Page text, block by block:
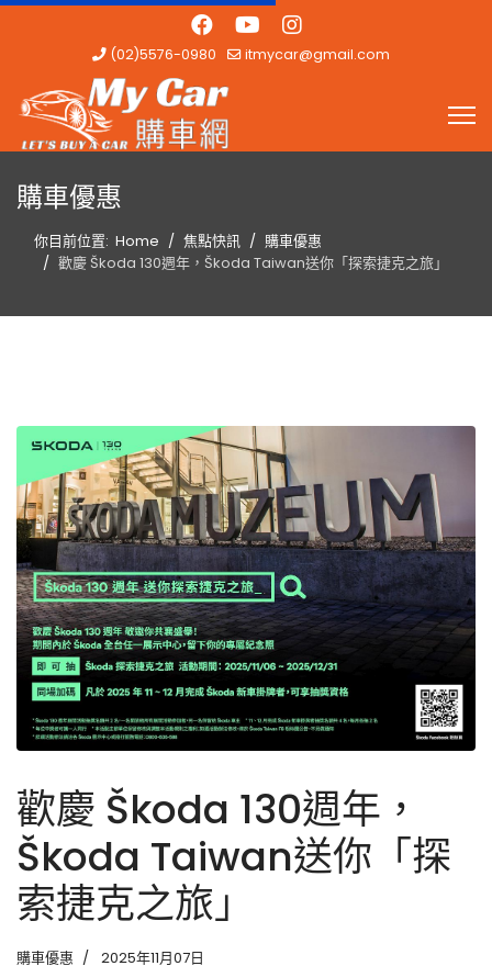
(02)5576-0980 itmycar@gmail.com
購車優惠
你目前位置: Home 焦點快訊
購車優惠
歡慶 Škoda 130週年，Škoda Taiwan送你「探索捷克之旅」
歡慶 Škoda 130週年，
Škoda Taiwan送你「探
索捷克之旅」
購車優惠 2025年11月07日